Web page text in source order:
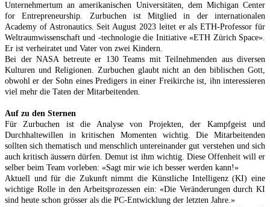
Unternehmertum an amerikanischen Universitäten, dem Michigan Center
for Entrepreneurship. Zurbuchen ist Mitglied in der internationalen
Academy of Astronautics. Seit August 2023 leitet er als ETH-Professor für
Weltraumwissenschaft und -technologie die Initiative «ETH Zürich Space».
Er ist verheiratet und Vater von zwei Kindern.
Bei der NASA betreute er 130 Teams mit Teilnehmenden aus diversen
Kulturen und Religionen. Zurbuchen glaubt nicht an den biblischen Gott,
obwohl er der Sohn eines Predigers in einer Freikirche ist, ihn interessieren
viel mehr die Taten der Mitarbeitenden.
Auf zu den Sternen
Für Zurbuchen ist die Analyse von Projekten, der Kampfgeist und
Durchhaltewillen in kritischen Momenten wichtig. Die Mitarbeitenden
sollten sich thematisch und menschlich untereinander gut verstehen und sich
auch kritisch äussern dürfen. Demut ist ihm wichtig. Diese Offenheit will er
selber beim Team vorleben: «Sagt mir wie ich besser werden kann!»
Aktuell und für die Zukunft nimmt die Künstliche Intelligenz (KI) eine
wichtige Rolle in den Arbeitsprozessen ein: «Die Veränderungen durch KI
sind heute schon grösser als die PC-Entwicklung der letzten Jahre.»